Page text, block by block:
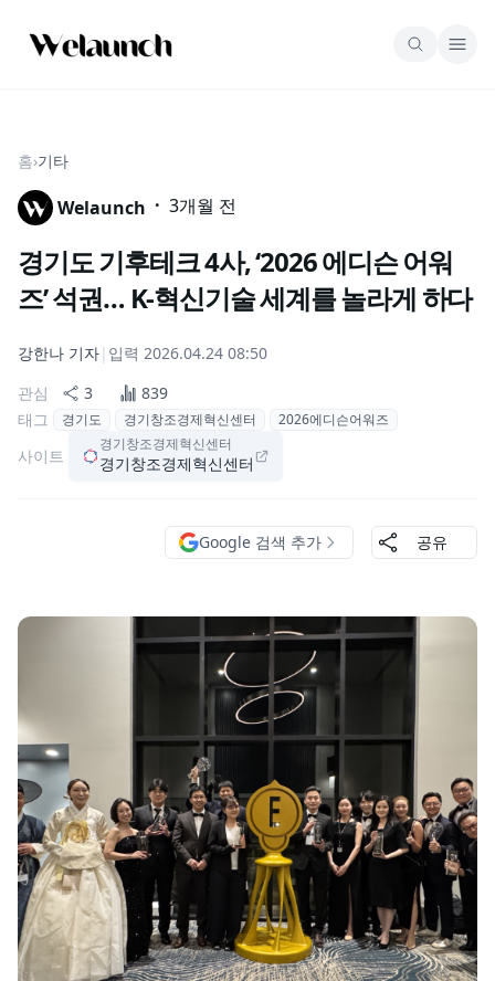
홈›기타
Welaunch · 3개월 전
경기도 기후테크 4사, ‘2026 에디슨 어워
즈’ 석권… K-혁신기술 세계를 놀라게 하다
강한나 기자| 입력 2026.04.24 08:50
관심
3
839
태그
경기도 경기창조경제혁신센터 2026에디슨어워즈
사이트
경기창조경제혁신센터
경기창조경제혁신센터
Google 검색 추가 공유